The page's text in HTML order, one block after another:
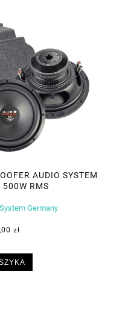
AUDIO SYSTEM
500W RMS
Germany
zł